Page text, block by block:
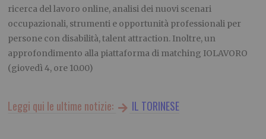
ricerca del lavoro online, analisi dei nuovi scenari
occupazionali, strumenti e opportunità professionali per
persone con disabilità, talent attraction. Inoltre, un
approfondimento alla piattaforma di matching IOLAVORO
(giovedì 4, ore 10.00)
Leggi qui le ultime notizie: IL TORINESE